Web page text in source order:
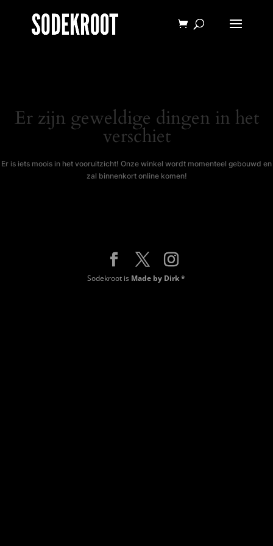
Er zijn geweldige dingen in het
verschiet
Er is iets moois in het vooruitzicht! Onze winkel wordt momenteel gebouwd en
zal binnenkort online komen!
Sodekroot is Made by Dirk *